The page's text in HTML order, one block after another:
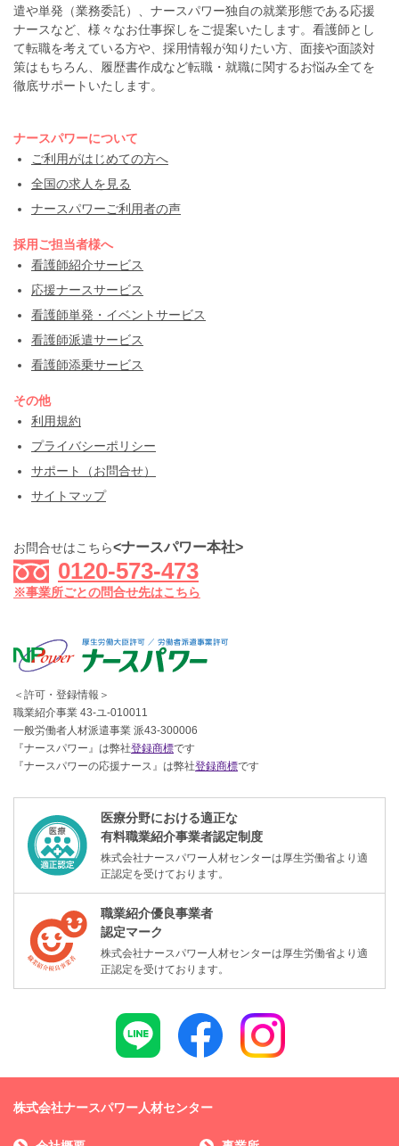
遣や単発（業務委託）、ナースパワー独自の就業形態である応援
ナースなど、様々なお仕事探しをご提案いたします。看護師とし
て転職を考えている方や、採用情報が知りたい方、面接や面談対
策はもちろん、履歴書作成など転職・就職に関するお悩み全てを
徹底サポートいたします。
ナースパワーについて
ご利用がはじめての方へ
全国の求人を見る
ナースパワーご利用者の声
採用ご担当者様へ
看護師紹介サービス
応援ナースサービス
看護師単発・イベントサービス
看護師派遣サービス
看護師添乗サービス
その他
利用規約
プライバシーポリシー
サポート（お問合せ）
サイトマップ
お問合せはこちら<ナースパワー本社>
0120-573-473
※事業所ごとの問合せ先はこちら
＜許可・登録情報＞
職業紹介事業 43-ユ-010011
一般労働者人材派遣事業 派43-300006
『ナースパワー』は弊社登録商標です
『ナースパワーの応援ナース』は弊社登録商標です
医療分野における適正な
有料職業紹介事業者認定制度
株式会社ナースパワー人材センターは厚生労働省より適
正認定を受けております。
職業紹介優良事業者
認定マーク
株式会社ナースパワー人材センターは厚生労働省より適
正認定を受けております。
株式会社ナースパワー人材センター